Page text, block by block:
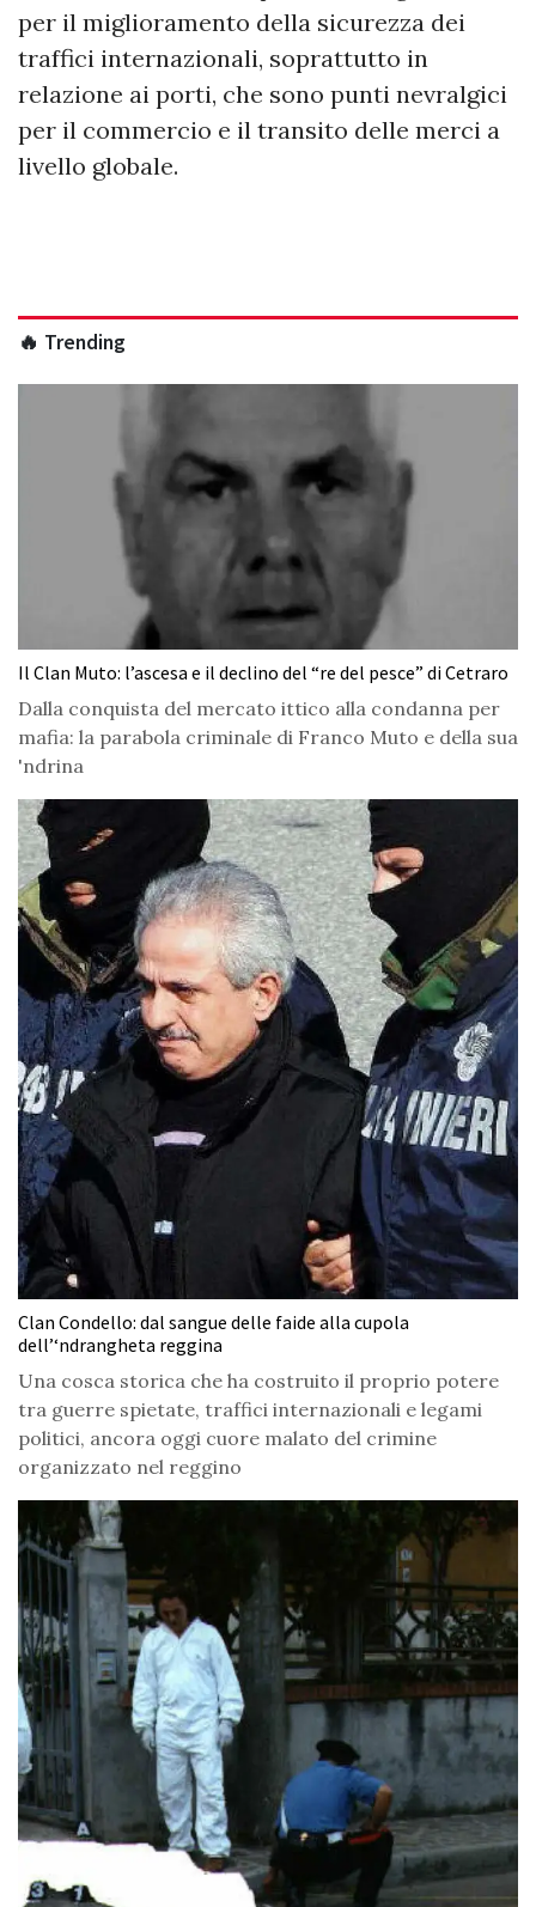
per il miglioramento della sicurezza dei
traffici internazionali, soprattutto in
relazione ai porti, che sono punti nevralgici
per il commercio e il transito delle merci a
livello globale.
🔥 Trending
Il Clan Muto: l’ascesa e il declino del “re del pesce” di Cetraro
Dalla conquista del mercato ittico alla condanna per
mafia: la parabola criminale di Franco Muto e della sua
'ndrina
Clan Condello: dal sangue delle faide alla cupola
dell’‘ndrangheta reggina
Una cosca storica che ha costruito il proprio potere
tra guerre spietate, traffici internazionali e legami
politici, ancora oggi cuore malato del crimine
organizzato nel reggino